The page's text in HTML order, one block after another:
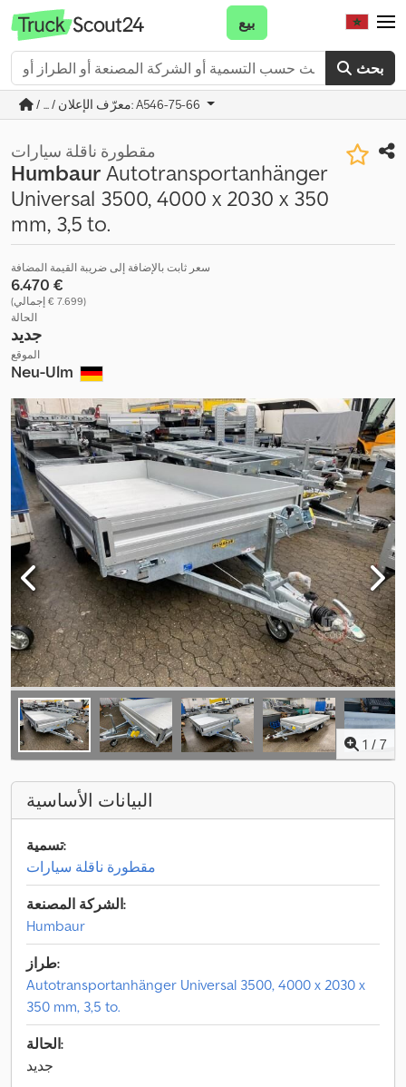
بحث
بيع
/ ... / معرّف الإعلان: A546-75-66
مقطورة ناقلة سيارات
HumbaurAutotransportanhänger
Universal 3500, 4000 x 2030 x 350
mm, 3,5 to.
سعر ثابت بالإضافة إلى ضريبة القيمة المضافة
‏6.470 €
(‏7.699 € إجمالي)
الحالة
جديد
الموقع
Neu-Ulm
1 / 7
البيانات الأساسية
تسمية:
مقطورة ناقلة سيارات
الشركة المصنعة:
Humbaur
طراز:
Autotransportanhänger Universal 3500, 4000 x 2030 x
350 mm, 3,5 to.
الحالة:
جديد